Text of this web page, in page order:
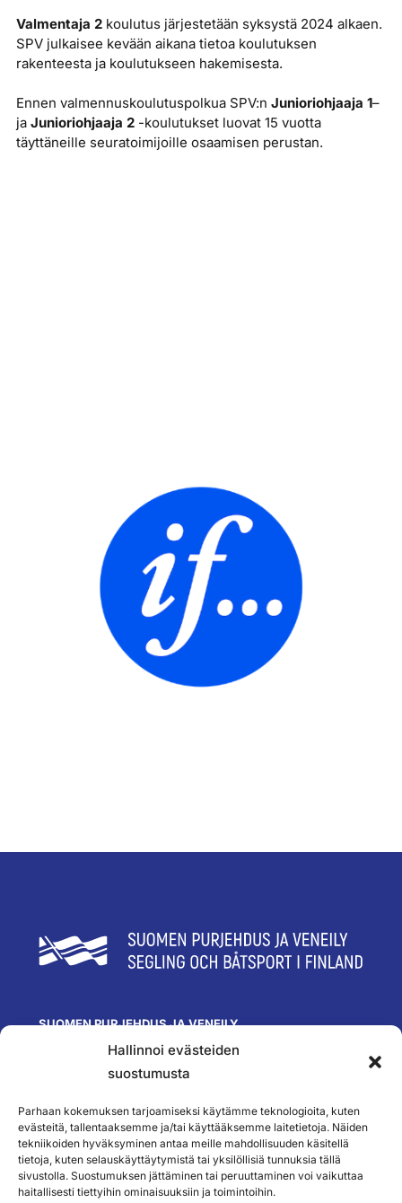
Hallinnoi evästeiden
suostumusta
Parhaan kokemuksen tarjoamiseksi käytämme teknologioita, kuten
evästeitä, tallentaaksemme ja/tai käyttääksemme laitetietoja. Näiden
tekniikoiden hyväksyminen antaa meille mahdollisuuden käsitellä
tietoja, kuten selauskäyttäytymistä tai yksilöllisiä tunnuksia tällä
sivustolla. Suostumuksen jättäminen tai peruuttaminen voi vaikuttaa
haitallisesti tiettyihin ominaisuuksiin ja toimintoihin.
Valmentaja 2koulutus järjestetään syksystä 2024 alkaen.
SPV julkaisee kevään aikana tietoa koulutuksen
rakenteesta ja koulutukseen hakemisesta.
Ennen valmennuskoulutuspolkua SPV:n Junioriohjaaja 1–
ja Junioriohjaaja 2-koulutukset luovat 15 vuotta
täyttäneille seuratoimijoille osaamisen perustan.
SUOMEN PURJEHDUS JA VENEILY
Olympiastadion
Paavo Nurmen tie 1
Yhteystiedot
SEURAA MEITÄ